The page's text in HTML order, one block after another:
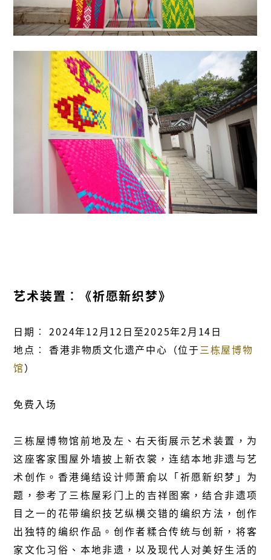
艺术装置︰《祈愿新织梦》
日期︰ 2024年12月12日至2025年2月14日
地点︰ 香港非物质文化遗产中心（位于三栋屋博物
馆）
免费入场
三栋屋博物馆前地及左、右天街展示艺术装置，为
这座客家围屋外墙披上新衣裳，连结本地非遗与艺
术创作。香港绳结设计师萧俞以「祈愿新织梦」为
题，参考了三栋屋彩门上的吉祥图案，结合非遗项
目之一的花带编织技艺纵横交错的编织方法，创作
出独特的编织作品。创作者糅合传统与创新，将客
家文化习俗、本地非遗，以及现代人对美好生活的